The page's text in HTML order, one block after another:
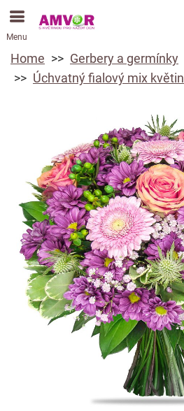
Menu
Home
Gerbery a germínky
Úchvatný fialový mix květin